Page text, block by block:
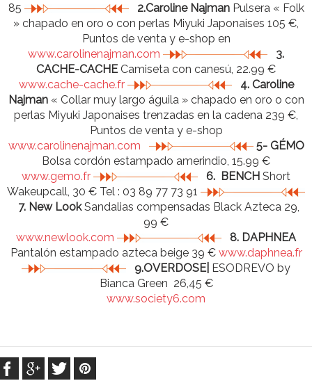
85
2.Caroline NajmanPulsera « Folk
» chapado en oro o con perlas Miyuki Japonaises 105 €,
Puntos de venta y e-shop en
www.carolinenajman.com
3.
CACHE-CACHE Camiseta con canesú, 22.99 €
www.cache-cache.fr
4. Caroline
Najman« Collar muy largo águila » chapado en oro o con
perlas Miyuki Japonaises trenzadas en la cadena 239 €,
Puntos de venta y e-shop
www.carolinenajman.com
5- GÉMO
Bolsa cordón estampado amerindio, 15.99 €
www.gemo.fr
6. BENCH Short
Wakeupcall, 30 € Tel : 03 89 77 73 91
7. New LookSandalias compensadas Black Azteca 29,
99 €
www.newlook.com
8. DAPHNEA
Pantalón estampado azteca beige 39 € www.daphnea.fr
9.OVERDOSE| ESODREVO by
Bianca Green 26,45 €
www.society6.com